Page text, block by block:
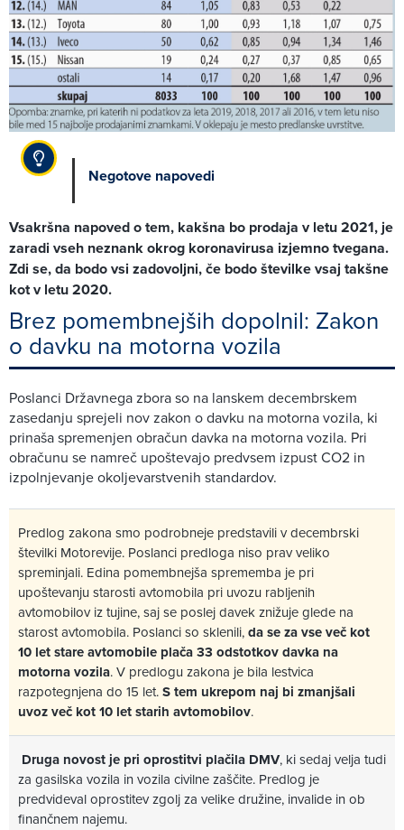
Negotove napovedi
Vsakršna napoved o tem, kakšna bo prodaja v letu 2021, je
zaradi vseh neznank okrog koronavirusa izjemno tvegana.
Zdi se, da bodo vsi zadovoljni, če bodo številke vsaj takšne
kot v letu 2020.
Brez pomembnejših dopolnil: Zakon
o davku na motorna vozila
Poslanci Državnega zbora so na lanskem decembrskem
zasedanju sprejeli nov zakon o davku na motorna vozila, ki
prinaša spremenjen obračun davka na motorna vozila. Pri
obračunu se namreč upoštevajo predvsem izpust CO2 in
izpolnjevanje okoljevarstvenih standardov.
Predlog zakona smo podrobneje predstavili v decembrski
številki Motorevije. Poslanci predloga niso prav veliko
spreminjali. Edina pomembnejša sprememba je pri
upoštevanju starosti avtomobila pri uvozu rabljenih
avtomobilov iz tujine, saj se poslej davek znižuje glede na
starost avtomobila. Poslanci so sklenili,da se za vse več kot
10 let stare avtomobile plača 33 odstotkov davka na
motorna vozila. V predlogu zakona je bila lestvica
razpotegnjena do 15 let.S tem ukrepom naj bi zmanjšali
uvoz več kot 10 let starih avtomobilov.
Druga novost je pri oprostitvi plačila DMV, ki sedaj velja tudi
za gasilska vozila in vozila civilne zaščite. Predlog je
predvideval oprostitev zgolj za velike družine, invalide in ob
finančnem najemu.